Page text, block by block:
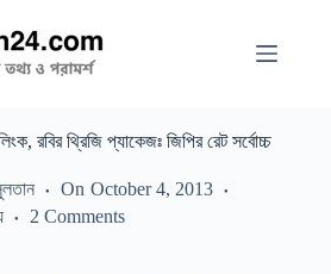
রবির থ্রিজি প্যাকেজঃ জিপির রেট সর্বোচ্চ
On October 4, 2013
2 Comments